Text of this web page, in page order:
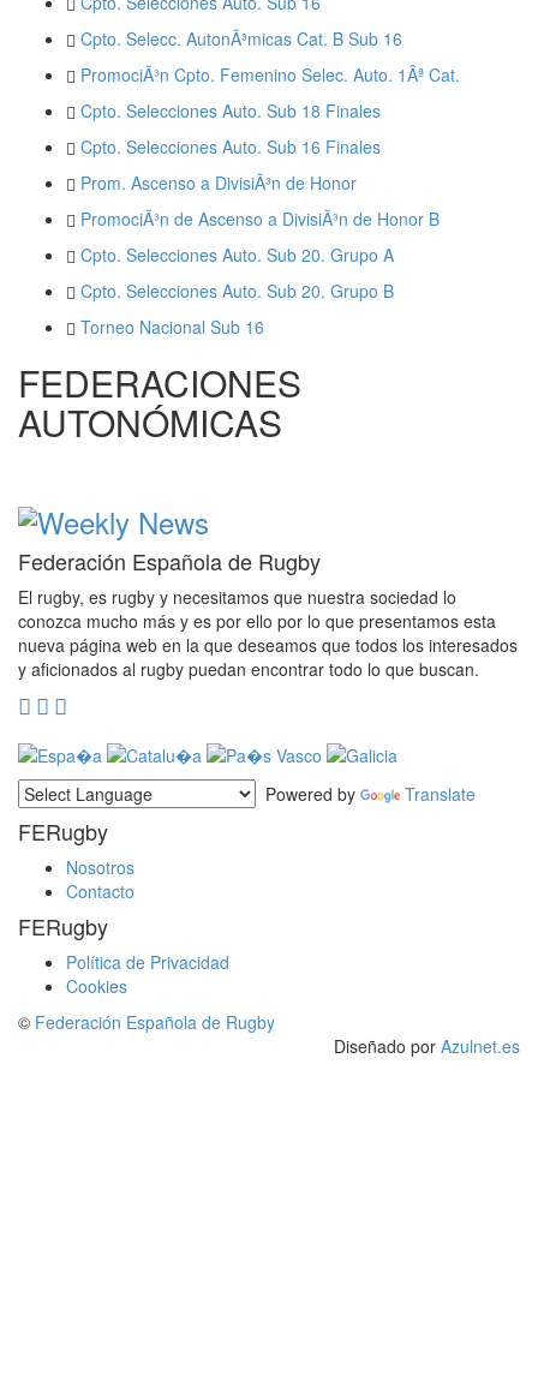
Cpto. Selecc. AutonÃ³micas Cat. B Sub 16
PromociÃ³n Cpto. Femenino Selec. Auto. 1Âª Cat.
Cpto. Selecciones Auto. Sub 18 Finales
Cpto. Selecciones Auto. Sub 16 Finales
Prom. Ascenso a DivisiÃ³n de Honor
PromociÃ³n de Ascenso a DivisiÃ³n de Honor B
Cpto. Selecciones Auto. Sub 20. Grupo A
Cpto. Selecciones Auto. Sub 20. Grupo B
Torneo Nacional Sub 16
FEDERACIONES
AUTONÓMICAS
Federación Española de Rugby
El rugby, es rugby y necesitamos que nuestra sociedad lo
conozca mucho más y es por ello por lo que presentamos esta
nueva página web en la que deseamos que todos los interesados
y aficionados al rugby puedan encontrar todo lo que buscan.
Powered by Translate
FERugby
Nosotros
Contacto
FERugby
Política de Privacidad
Cookies
© Federación Española de Rugby
Diseñado por Azulnet.es